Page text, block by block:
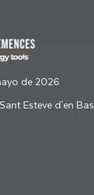
de 2026
Esteve d'en Bas